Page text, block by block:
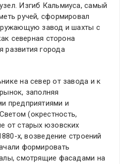
Изгиб Кальмиуса, самый
ручей, сформировал
завод и шахты с
северная сторона
развития города
на север от завода и к
заполняя
предприятиями и
(окрестность,
от старых юзовских
х, возведение строений
формировать
смотрящие фасадами на